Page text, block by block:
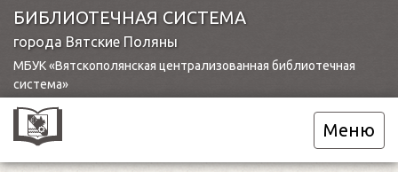
БИБЛИОТЕЧНАЯ СИСТЕМА
города Вятские Поляны
МБУК «Вятскополянская централизованная библиотечная
система»
Меню